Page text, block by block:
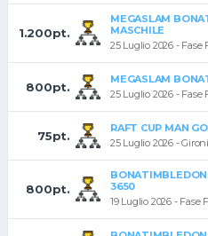
1.200pt.
MEGASLAM
MASCHILE
25 Luglio 2026 - Fase
800pt.
MEGASLAM
25 Luglio 2026 - Fase
75pt.
RAFT CUP MAN
25 Luglio 2026 - Gironi
800pt.
3650
19 Luglio 2026 - Fase